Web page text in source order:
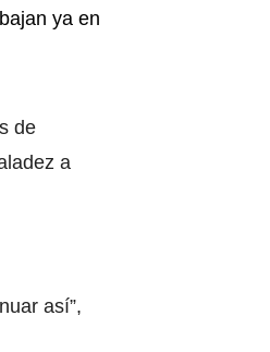
ya en
de
a
así”,